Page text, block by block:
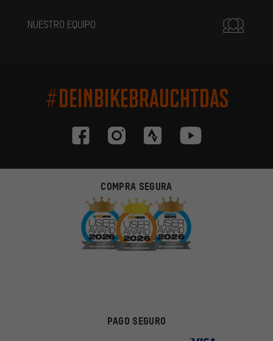
NUESTRO EQUIPO
#DEINBIKEBRAUCHTDAS
COMPRA SEGURA
PAGO SEGURO